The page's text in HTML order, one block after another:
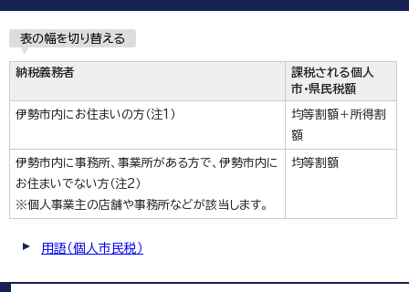
表の幅を切り替える
納税義務者
課税される個人
市・県民税額
伊勢市内にお住まいの方（注1）
均等割額＋所得割
額
伊勢市内に事務所、事業所がある方で、伊勢市内に
お住まいでない方（注2）
※個人事業主の店舗や事務所などが該当します。
均等割額
用語（個人市民税）